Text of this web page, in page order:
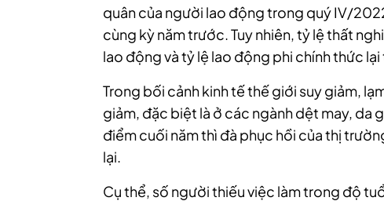
quân của người lao động trong quý IV/
cùng kỳ năm trước. Tuy nhiên, tỷ lệ thất
lao động và tỷ lệ lao động phi chính thức
Trong bối cảnh kinh tế thế giới suy giảm,
giảm, đặc biệt là ở các ngành dệt may, da
điểm cuối năm thì đà phục hồi của thị
lại.
Cụ thể, số người thiếu việc làm trong độ